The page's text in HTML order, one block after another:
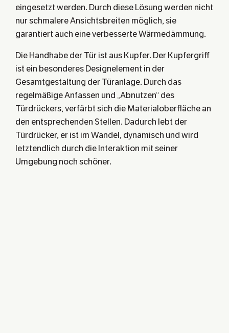
eingesetzt werden. Durch diese Lösung werden nicht
nur schmalere Ansichtsbreiten möglich, sie
garantiert auch eine verbesserte Wärmedämmung.
Die Handhabe der Tür ist aus Kupfer. Der Kupfergriff
ist ein besonderes Designelement in der
Gesamtgestaltung der Türanlage. Durch das
regelmäßige Anfassen und „Abnutzen“ des
Türdrückers, verfärbt sich die Materialoberfläche an
den entsprechenden Stellen. Dadurch lebt der
Türdrücker, er ist im Wandel, dynamisch und wird
letztendlich durch die Interaktion mit seiner
Umgebung noch schöner.